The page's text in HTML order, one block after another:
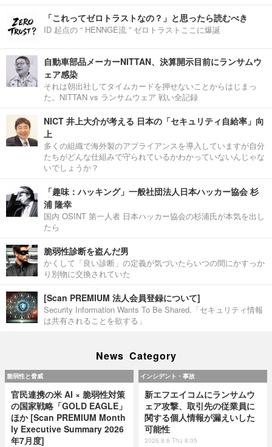
「これってゼロトラストなの？」と思ったら読むべき
ID 起点の “ HENNGE流 ” ゼロトラストここに爆誕
自動車部品メーカーNITTAN、決算開示目前にランサムウ
ェア感染
それは朝出社してタイムカードを押せないことからはじまっ
た。NITTAN vs ランサムウェア 戦い全記録
NICT 井上大介が考える 日本の「セキュリティ自給率」向
上
多くの組織で海外製のアプライアンスを導入していますが自分
たちがどんな仕組みで守られているかわかっていないんじゃな
いでしょうか？
「趣味：ハッキング」一般社団法人日本ハッカー協会 杉
浦 隆幸
国内 OSINT 第一人者 日本ハッカー協会の杉浦氏が本気を出し
たら
脆弱性診断を盗んだ男
かくして「良い診断」の定義が気づいたらいつの間にかすっか
り別物に交換されていた
[Scan PREMIUM 法人会員登録について]
Security Information Wants To Be Shared.「セキュリティ情報
は共有されることを欲する」
News Category
脆弱性と脅威
官民連携の米 AI × 脆弱性対策
の国家戦略「GOLD EAGLE」
ほか [Scan PREMIUM Month
ly Executive Summary 2026
年7月度]
インシデント・事故
新エフエイコムにランサムウ
ェア攻撃、取引先の従業員に
関する個人情報が漏えいした
可能性
2026.8.6 Thu 8:05